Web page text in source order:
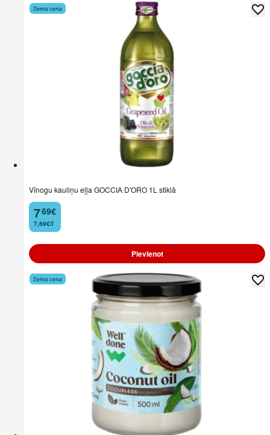
Vīnogu kauliņu eļļa GOCCIA D'ORO 1L stiklā
7
. 69€
7,69€/l
Pievienot